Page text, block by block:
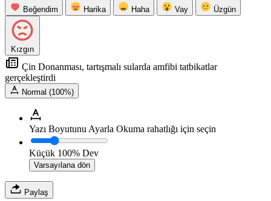
Beğendim Harika Haha Vay Üzgün
Kızgın
Çin Donanması, tartışmalı sularda amfibi tatbikatlar
gerçekleştirdi
Normal (100%)
Yazı Boyutunu Ayarla Okuma rahatlığı için seçin
Küçük 100% Dev
Varsayılana dön
Paylaş